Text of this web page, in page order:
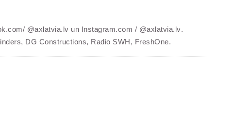
@axlatvia.lv un Instagram.com / @axlatvia.lv.
DG Constructions, Radio SWH, FreshOne.